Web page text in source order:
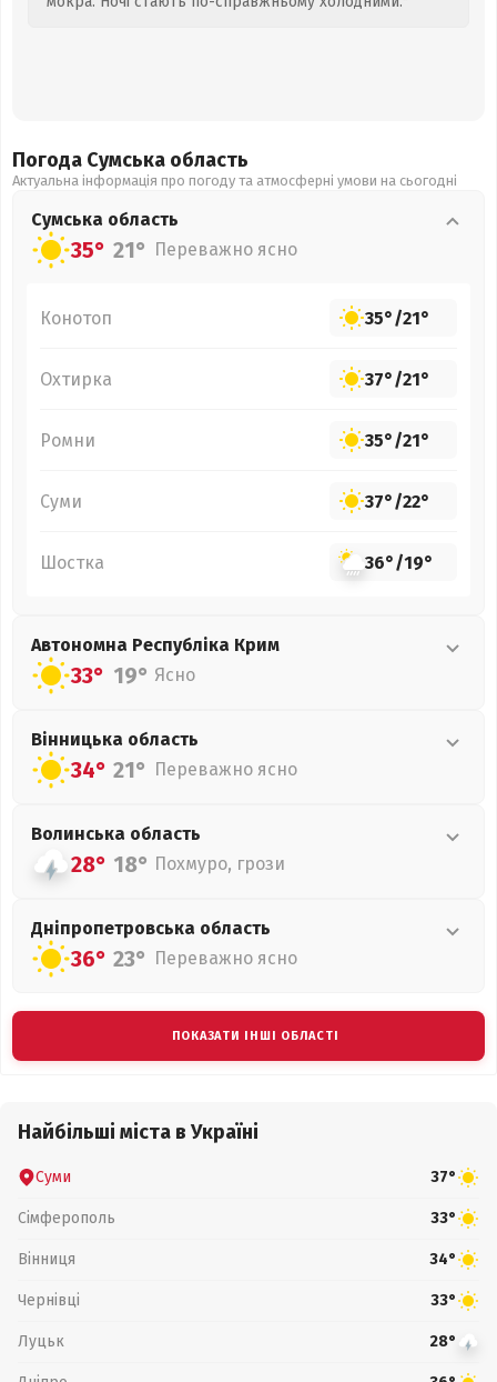
Погода Сумська область
Актуальна інформація про погоду та атмосферні умови на сьогодні
Сумська область
35° 21° Переважно ясно
Конотоп 35°/21°
Охтирка 37°/21°
Ромни 35°/21°
Суми 37°/22°
Шостка 36°/19°
Автономна Республіка Крим
33° 19° Ясно
Вінницька область
34° 21° Переважно ясно
Волинська область
28° 18° Похмуро, грози
Дніпропетровська область
36° 23° Переважно ясно
ПОКАЗАТИ ІНШІ ОБЛАСТІ
Найбільші міста в Україні
Суми 37°
Сімферополь 33°
Вінниця 34°
Чернівці 33°
Луцьк 28°